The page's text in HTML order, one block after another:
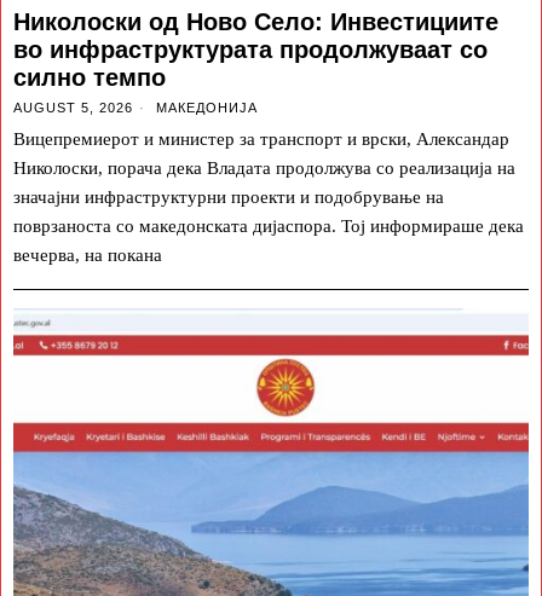
Николоски од Ново Село: Инвестициите
во инфраструктурата продолжуваат со
силно темпо
AUGUST 5, 2026 МАКЕДОНИЈА
Вицепремиерот и министер за транспорт и врски, Александар
Николоски, порача дека Владата продолжува со реализација на
значајни инфраструктурни проекти и подобрување на
поврзаноста со македонската дијаспора. Тој информираше дека
вечерва, на покана